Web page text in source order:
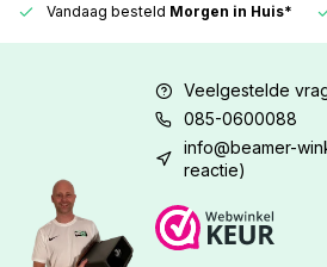
Vandaag besteld Morgen in Huis*
Veelgestelde
085-0600088
info@beamer-
reactie)